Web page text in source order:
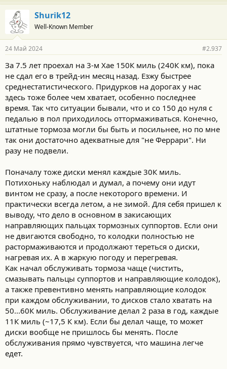
Shurik12
Well-Known Member
24 Май 2024 #2.937
За 7.5 лет проехал на 3-м Хае 150К миль (240К км), пока
не сдал его в трейд-ин месяц назад. Езжу быстрее
среднестатистического. Придурков на дорогах у нас
здесь тоже более чем хватает, особенно последнее
время. Так что ситуации бывали, что и со 150 до нуля с
педалью в пол приходилось оттормаживаться. Конечно,
штатные тормоза могли бы быть и посильнее, но по мне
так они достаточно адекватные для "не Феррари". Ни
разу не подвели.
Поначалу тоже диски менял каждые 30К миль.
Потихоньку наблюдал и думал, а почему они идут
винтом не сразу, а после некоторого времени. И
практически всегда летом, а не зимой. Для себя пришел к
выводу, что дело в основном в закисающих
направляющих пальцах тормозных суппортов. Если они
не двигаются свободно, то колодки полностью не
растормаживаются и продолжают тереться о диски,
нагревая их. А в жаркую погоду и перегревая.
Как начал обслуживать тормоза чаще (чистить,
смазывать пальцы суппортов и направляющие колодок),
а также превентивно менять направляющие колодок
при каждом обслуживании, то дисков стало хватать на
50...60К миль. Обслуживание делал 2 раза в год, каждые
11К миль (~17,5 К км). Если бы делал чаще, то может
диски вообще не пришлось бы менять. После
обслуживания прямо чувствуется, что машина легче
едет.